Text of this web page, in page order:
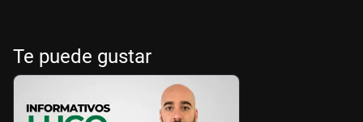
Te puede gustar